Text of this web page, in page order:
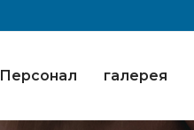
Персонал галерея